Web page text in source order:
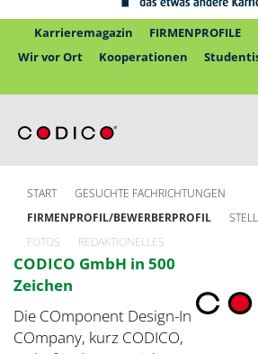
Karrieremagazin FIRMENPROFILE
Wir vor Ort
Kooperationen
START
GESUCHTE FACHRICHTUNGEN
FIRMENPROFIL/BEWERBERPROFIL
FOTOS
REDAKTIONELLES
CODICO GmbH in 500
Zeichen
Die COmponent Design-In
COmpany, kurz CODICO,